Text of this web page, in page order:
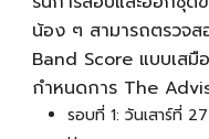
น้อง ๆ สามารถตรวจ
Band Score แบบเสมื
กำหนดการ The
รอบที่ 1: วันเสาร์ที่